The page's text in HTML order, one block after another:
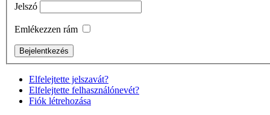
Jelszó
Emlékezzen rám
Elfelejtette jelszavát?
Elfelejtette felhasználónevét?
Fiók létrehozása